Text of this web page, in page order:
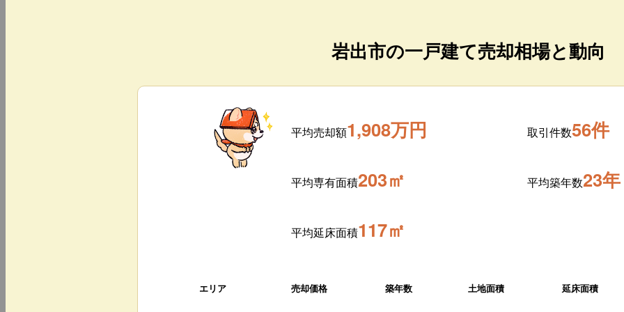
岩出市の一戸建て売却相場と動向
平均売却額1,908万円 取引件数56件
平均専有面積203㎡ 平均築年数23年
平均延床面積117㎡
エリア 売却価格 築年数 土地面積 延床面積